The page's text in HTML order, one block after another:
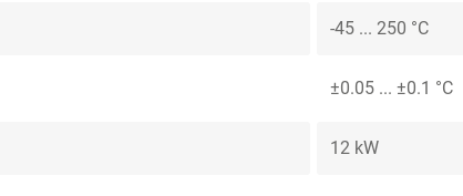
-45 ... 250 °C
±0.05 ... ±0.1 °C
12 kW